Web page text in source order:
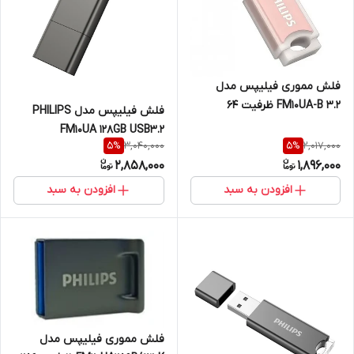
فلش مموری فیلیپس مدل
FM10UA-B 3.2 ظرفیت 64
2,017,000
5%
1,896,000
افزودن به سبد
فلش فیلیپس مدل PHILIPS
FM10UA 128GB USB3.2
3,040,000
5%
2,858,000
افزودن به سبد
فلش مموری فیلیپس مدل